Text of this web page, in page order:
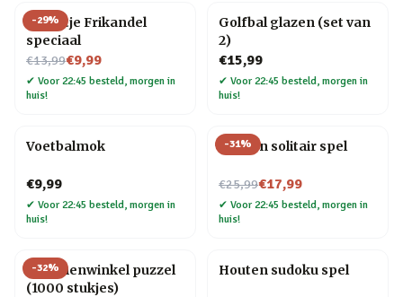
-29%
Tegeltje Frikandel
speciaal
€13,99
Nu voor€9,99
✔ Voor 22:45 besteld, morgen in
huis!
Golfbal glazen (set van
2)
€15,99
✔ Voor 22:45 besteld, morgen in
huis!
Voetbalmok
€9,99
✔ Voor 22:45 besteld, morgen in
huis!
-31%
Houten solitair spel
€25,99
Nu voor€17,99
✔ Voor 22:45 besteld, morgen in
huis!
-32%
Bloemenwinkel puzzel
(1000 stukjes)
Houten sudoku spel